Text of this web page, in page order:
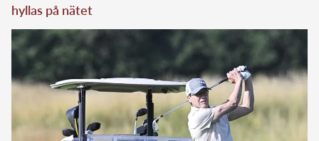
hyllas på nätet